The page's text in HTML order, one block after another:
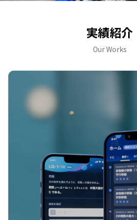
実績紹介
Our Works